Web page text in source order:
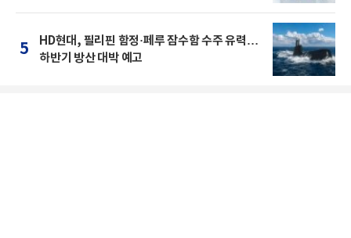
5
HD현대, 필리핀 함정·페루 잠수함 수주 유력…
하반기 방산 대박 예고